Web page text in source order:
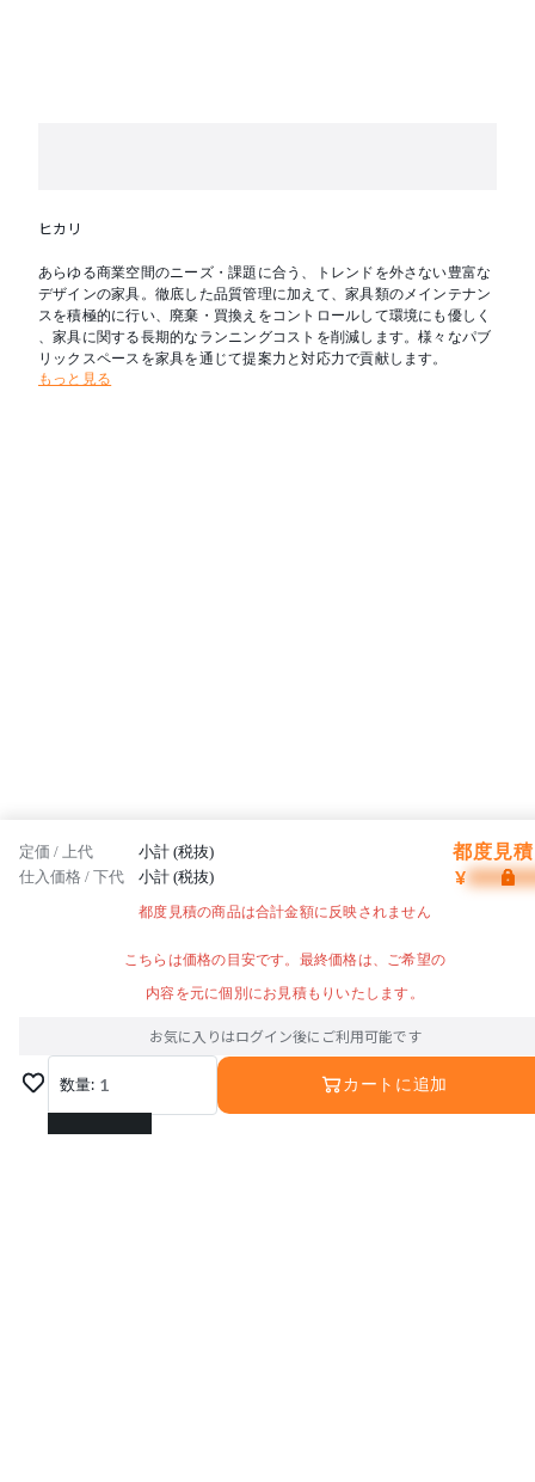
ヒカリ
あらゆる商業空間のニーズ・課題に合う、トレンドを外さない豊富な
デザインの家具。徹底した品質管理に加えて、家具類のメインテナン
スを積極的に行い、廃棄・買換えをコントロールして環境にも優しく
、家具に関する長期的なランニングコストを削減します。様々なパブ
リックスペースを家具を通じて提案力と対応力で貢献します。
もっと見る
定価 / 上代 小計 (税抜) 都度見
仕入価格 / 下代 小計 (税抜) ¥
都度見積の商品は合計金額に反映されません
こちらは価格の目安です。最終価格は、ご希望の
内容を元に個別にお見積もりいたします。
お気に入りはログイン後にご利用可能です
数量: 1
1
カートに追加